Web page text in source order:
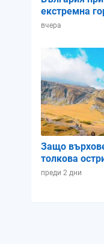
екстремна
вчера
Защо
толкова
преди 2 дни